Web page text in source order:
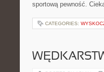
sportową pewność.
CATEGORIES: